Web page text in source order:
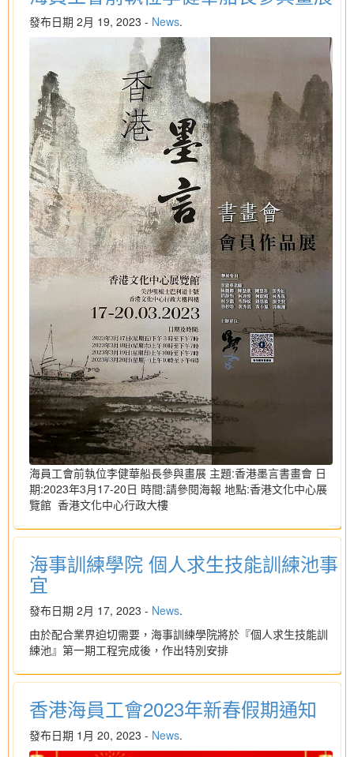
發布日期 2月 19, 2023 - News.
海員工會前執位李健華船長參與畫展 主題:香港墨言書畫會 日
期:2023年3月17-20日 時間:請參閱海報 地點:香港文化中心展
覽館 香港文化中心行政大樓
海事訓練學院 個人求生技能訓練池事
宜
發布日期 2月 17, 2023 - News.
由於配合業界迫切需要，海事訓練學院將於『個人求生技能訓
練池』第一期工程完成後，作出特別安排
香港海員工會2023年新春假期通知
發布日期 1月 20, 2023 - News.